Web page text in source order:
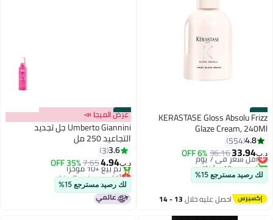
#37
KERASTASE Gloss Absolu Frizz
Glaze Cream, 240Ml
4.8
554
د.ب‏33.94
36.16
6% OFF أقل سعر في 7 يوم
تم بيع +10 مؤخرًا
أقل سعر في 7 يوم
لك رصيد مسترجع 15%
احصل عليه خلال 13 - 14
اغسطس
#38
عرض الميجا 📣
Umberto Giannini جل تجديد
التجاعيد 250 مل
3.6
3
د.ب‏4.94
7.65
35% OFF
أقل سعر في السنة
بتخلّص بسرعة
تم بيع +10 مؤخرًا
أقل سعر في السنة
لك رصيد مسترجع 15%